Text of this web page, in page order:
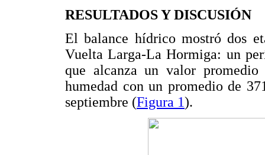
RESULTADOS Y DISCUSIÓN
El balance hídrico mostró dos
Vuelta Larga-La Hormiga: un
que alcanza un valor
humedad con un promedio de
septiembre (Figura 1).